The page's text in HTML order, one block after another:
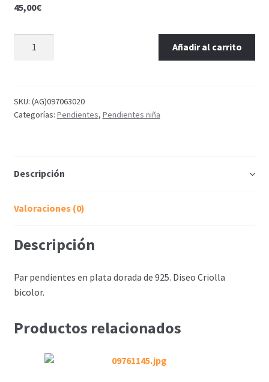
45,00€
Añadir al carrito
SKU: (AG)097063020
Categorías: Pendientes, Pendientes niña
Descripción
Valoraciones (0)
Descripción
Par pendientes en plata dorada de 925. Diseo Criolla
bicolor.
Productos relacionados